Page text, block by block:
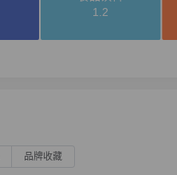
品牌收藏